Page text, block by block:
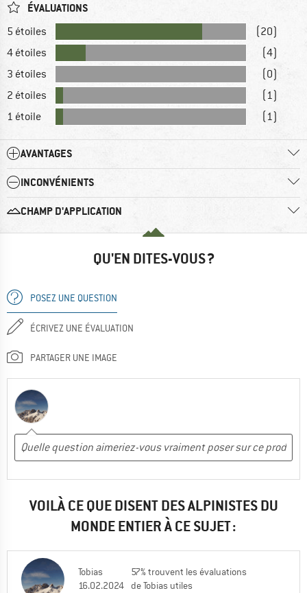
ÉVALUATIONS
5 étoiles
(20)
4 étoiles
(4)
3 étoiles
(0)
2 étoiles
(1)
1 étoile
(1)
AVANTAGES
INCONVÉNIENTS
CHAMP D'APPLICATION
QU'EN DITES-VOUS ?
POSEZ UNE QUESTION
ÉCRIVEZ UNE ÉVALUATION
PARTAGER UNE IMAGE
VOILÀ CE QUE DISENT DES ALPINISTES DU
MONDE ENTIER À CE SUJET :
Tobias
16.02.2024
57% trouvent les évaluations
de Tobias utiles